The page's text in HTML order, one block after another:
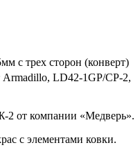
с трех сторон (конверт)
Armadillo, LD42-1GP/CP-2,
2 от компании «Медверь».
с элементами ковки.